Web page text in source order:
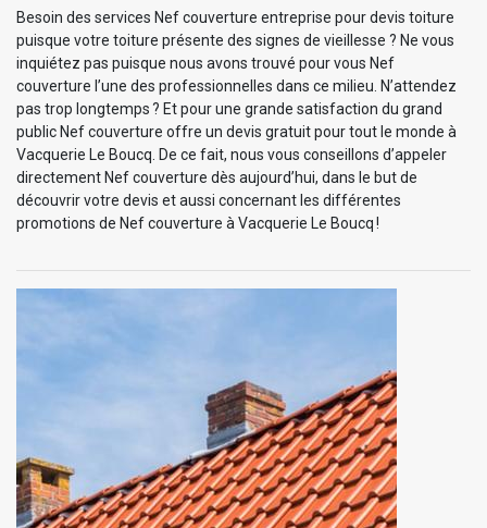
Besoin des services Nef couverture entreprise pour devis toiture
puisque votre toiture présente des signes de vieillesse ? Ne vous
inquiétez pas puisque nous avons trouvé pour vous Nef
couverture l’une des professionnelles dans ce milieu. N’attendez
pas trop longtemps ? Et pour une grande satisfaction du grand
public Nef couverture offre un devis gratuit pour tout le monde à
Vacquerie Le Boucq. De ce fait, nous vous conseillons d’appeler
directement Nef couverture dès aujourd’hui, dans le but de
découvrir votre devis et aussi concernant les différentes
promotions de Nef couverture à Vacquerie Le Boucq !